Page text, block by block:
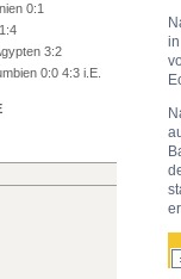
0:1
3:2
0:0 4:3 i.E.